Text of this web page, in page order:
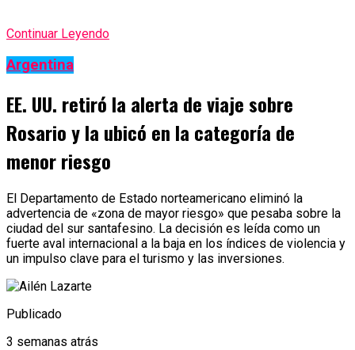
Continuar Leyendo
Argentina
EE. UU. retiró la alerta de viaje sobre
Rosario y la ubicó en la categoría de
menor riesgo
El Departamento de Estado norteamericano eliminó la
advertencia de «zona de mayor riesgo» que pesaba sobre la
ciudad del sur santafesino. La decisión es leída como un
fuerte aval internacional a la baja en los índices de violencia y
un impulso clave para el turismo y las inversiones.
Publicado
3 semanas atrás